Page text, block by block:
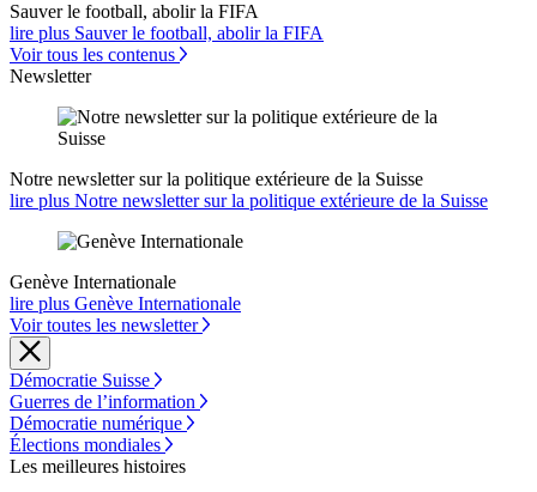
Sauver le football, abolir la FIFA
lire plus Sauver le football, abolir la FIFA
Voir tous les contenus
Newsletter
Notre newsletter sur la politique extérieure de la Suisse
lire plus Notre newsletter sur la politique extérieure de la Suisse
Genève Internationale
lire plus Genève Internationale
Voir toutes les newsletter
Démocratie Suisse
Guerres de l’information
Démocratie numérique
Élections mondiales
Les meilleures histoires